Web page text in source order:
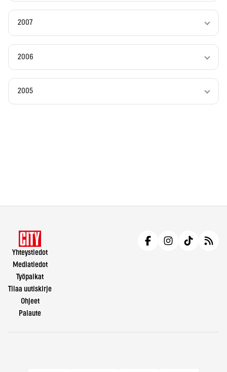
2007
2006
2005
Yhteystiedot
Mediatiedot
Työpaikat
Tilaa uutiskirje
Ohjeet
Palaute